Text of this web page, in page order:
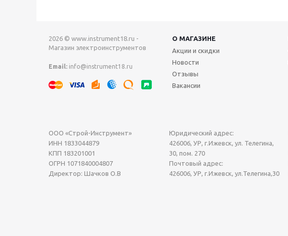
2026 © www.instrument18.ru -
Магазин электроинструментов
Email: info@instrument18.ru
ООО «Строй-Инструмент»
ИНН 1833044879
КПП 183201001
ОГРН 1071840004807
Директор: Шачков О.В
Юридический адрес:
426006, УР, г.Ижевск, ул. Телегина,
30, пом. 270
Почтовый адрес:
426006, УР, г.Ижевск, ул.Телегина,30
О МАГАЗИНЕ
Акции и скидки
Новости
Отзывы
Вакансии